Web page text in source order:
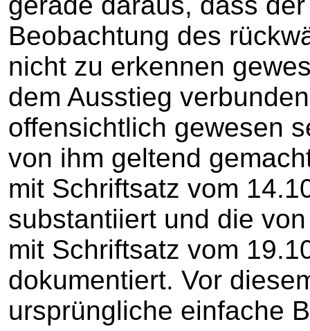
Beobachtung des
nicht zu erkennen
dem Ausstieg
offensichtlich gewesen
von ihm geltend
mit Schriftsatz vom
substantiiert und die
mit Schriftsatz vom
dokumentiert. Vor
ursprüngliche einfache